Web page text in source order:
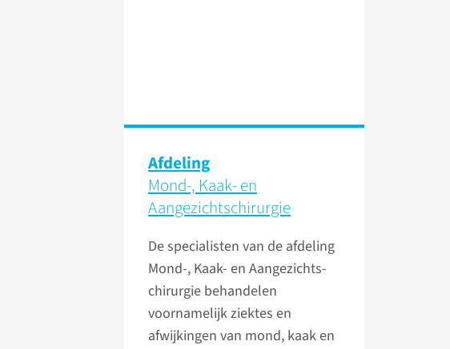
Afdeling
Mond-, Kaak- en
Aangezichts­chirurgie
De specialisten van de afdeling
Mond-, Kaak- en Aangezichts­
chirurgie behandelen
voornamelijk ziektes en
afwijkingen van mond, kaak en